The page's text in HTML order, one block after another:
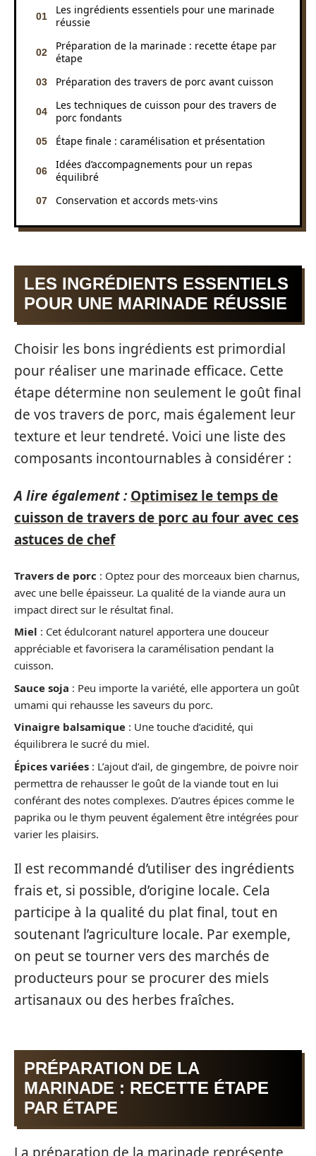
Les ingrédients essentiels pour une marinade
réussie
Préparation de la marinade : recette étape par
étape
Préparation des travers de porc avant cuisson
Les techniques de cuisson pour des travers de
porc fondants
Étape finale : caramélisation et présentation
Idées d’accompagnements pour un repas
équilibré
Conservation et accords mets-vins
LES INGRÉDIENTS ESSENTIELS
POUR UNE MARINADE RÉUSSIE
Choisir les bons ingrédients est primordial
pour réaliser une marinade efficace. Cette
étape détermine non seulement le goût final
de vos travers de porc, mais également leur
texture et leur tendreté. Voici une liste des
composants incontournables à considérer :
A lire également : Optimisez le temps de
cuisson de travers de porc au four avec ces
astuces de chef
Travers de porc : Optez pour des morceaux bien charnus,
avec une belle épaisseur. La qualité de la viande aura un
impact direct sur le résultat final.
Miel : Cet édulcorant naturel apportera une douceur
appréciable et favorisera la caramélisation pendant la
cuisson.
Sauce soja : Peu importe la variété, elle apportera un goût
umami qui rehausse les saveurs du porc.
Vinaigre balsamique : Une touche d’acidité, qui
équilibrera le sucré du miel.
Épices variées : L’ajout d’ail, de gingembre, de poivre noir
permettra de rehausser le goût de la viande tout en lui
conférant des notes complexes. D’autres épices comme le
paprika ou le thym peuvent également être intégrées pour
varier les plaisirs.
Il est recommandé d’utiliser des ingrédients
frais et, si possible, d’origine locale. Cela
participe à la qualité du plat final, tout en
soutenant l’agriculture locale. Par exemple,
on peut se tourner vers des marchés de
producteurs pour se procurer des miels
artisanaux ou des herbes fraîches.
PRÉPARATION DE LA
MARINADE : RECETTE ÉTAPE
PAR ÉTAPE